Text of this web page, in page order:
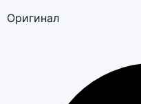
Оригинал